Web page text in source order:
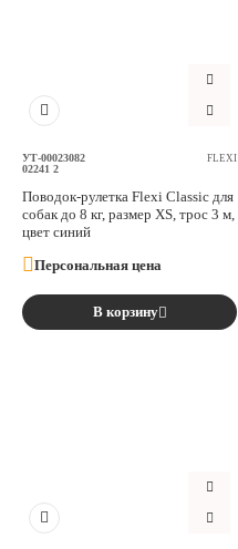
УТ-00023082
02241 2
FLEXI
Поводок-рулетка Flexi Classic для
собак до 8 кг, размер XS, трос 3 м,
цвет синий
Персональная цена
В корзину